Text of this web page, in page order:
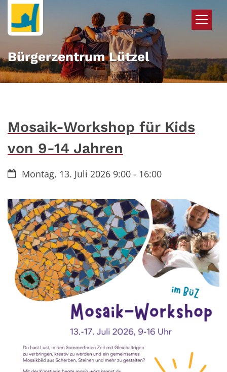
Zum Inhalt springen
Bürgerzentrum Lützel
Mosaik-Workshop für Kids
von 9-14 Jahren
Datum:Montag, 13. Juli 2026 9:00 - 16:00